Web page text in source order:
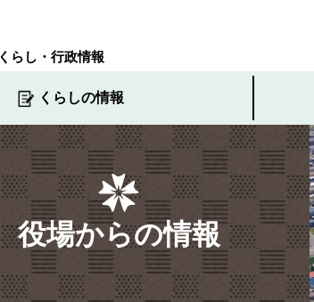
くらし・行政情報
くらしの情報
役場からの情報